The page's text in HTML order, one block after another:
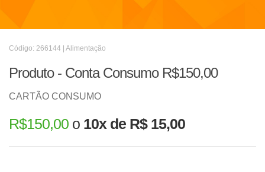
Código: 266144 | Alimentação
Produto - Conta Consumo R$150,00
CARTÃO CONSUMO
R$150,00 o 10x de R$ 15,00